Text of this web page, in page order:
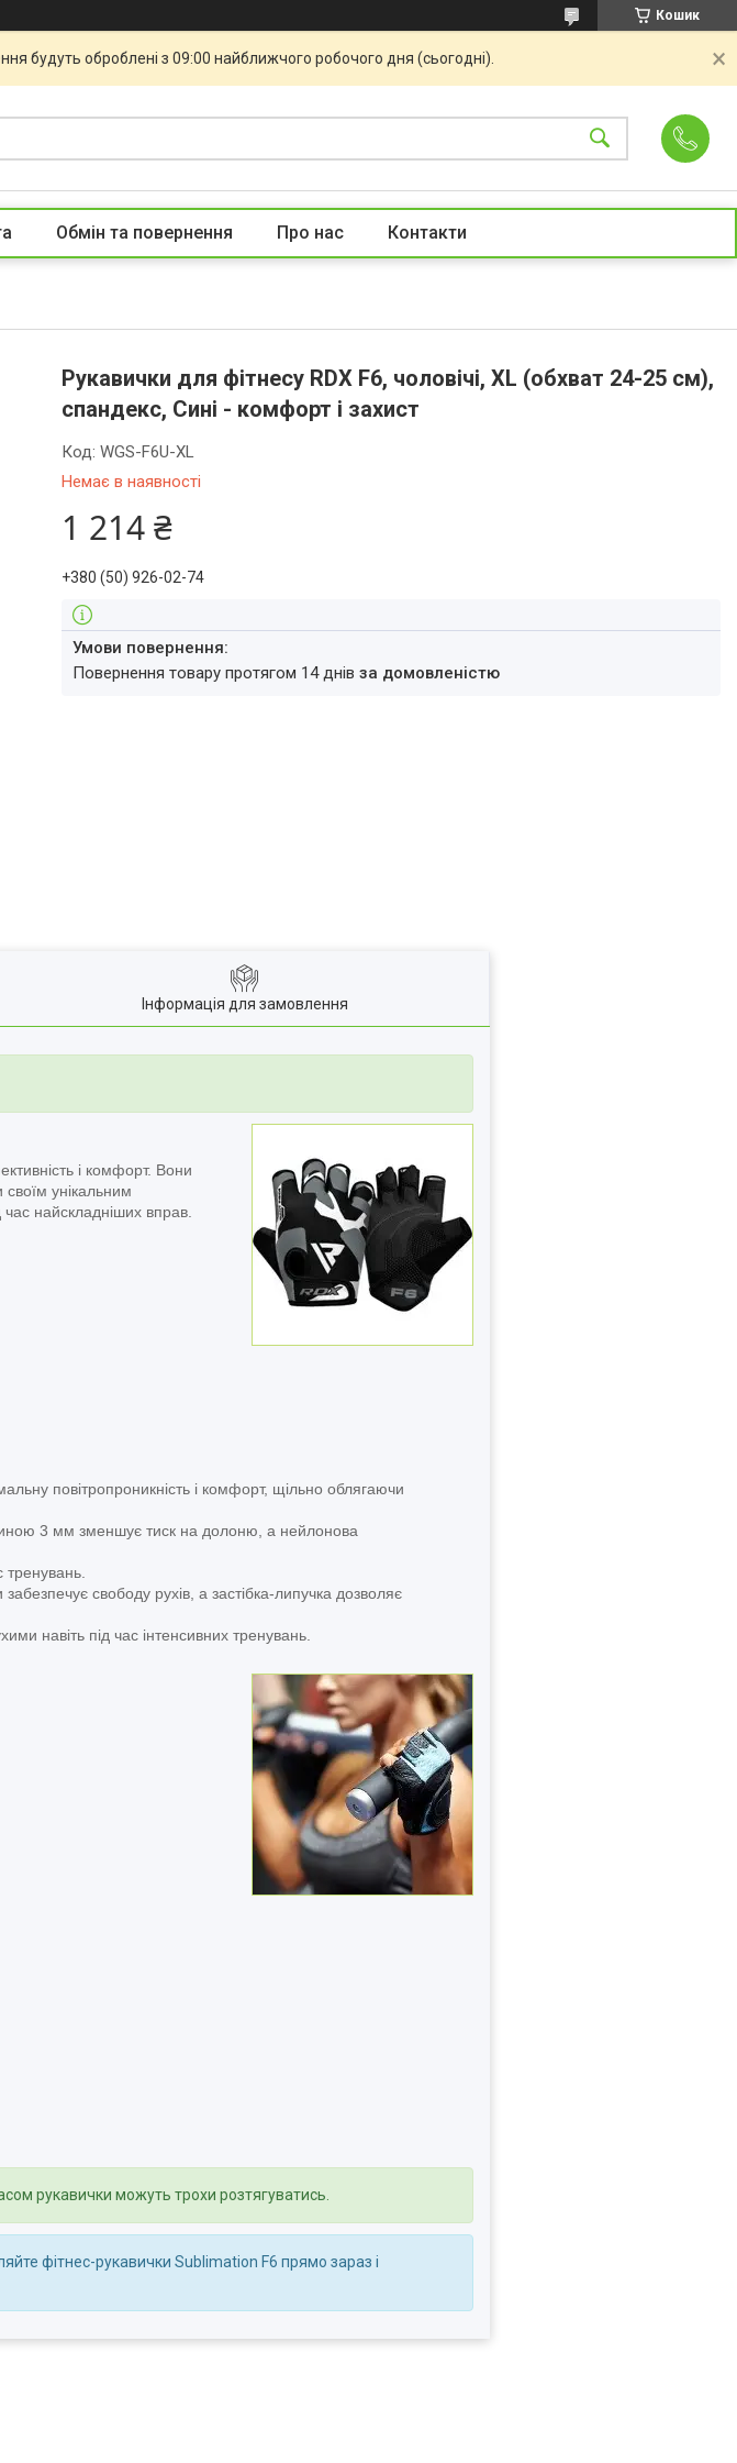
Кошик
будуть оброблені з 09:00 найближчого робочого дня (сьогодні).
Обмін та повернення Про нас Контакти
Рукавички для фітнесу RDX F6, чоловічі, XL (обхват 24-25 см),
спандекс, Сині - комфорт і захист
Немає в наявності
Код:WGS-F6U-XL
1 214 ₴
+380 (50) 926-02-74
повернення товару протягом 14 днівза домовленістю
Інформація для замовлення
і комфорт. Вони
своїм унікальним
найскладніших вправ.
повітропроникність і комфорт, щільно облягаючи
3 мм зменшує тиск на долоню, а нейлонова
тренувань.
свободу рухів, а застібка-липучка дозволяє
навіть під час інтенсивних тренувань.
рукавички можуть трохи розтягуватись.
фітнес-рукавички Sublimation F6 прямо зараз і